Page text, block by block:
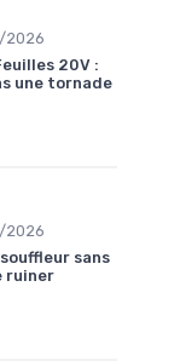
2026
20V :
une tornade
2026
souffleur sans
ruiner